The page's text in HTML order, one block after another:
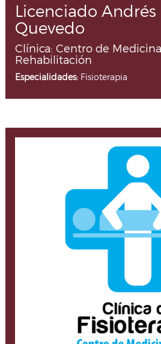
Licenciado Andrés
Quevedo
Clínica: Centro de
Rehabilitación
Especialidades: Fisioterapia